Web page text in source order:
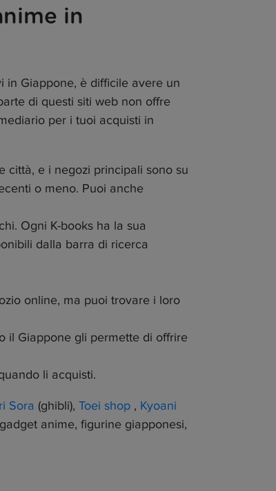
in
in Giappone, è difficile avere un
di questi siti web non offre
per i tuoi acquisti in
città, e i negozi principali sono su
o meno. Puoi anche
Ogni K-books ha la sua
dalla barra di ricerca
online, ma puoi trovare i loro
il Giappone gli permette di offrire
li acquisti.
Sora (ghibli), Toei shop , Kyoani
anime, figurine giapponesi,